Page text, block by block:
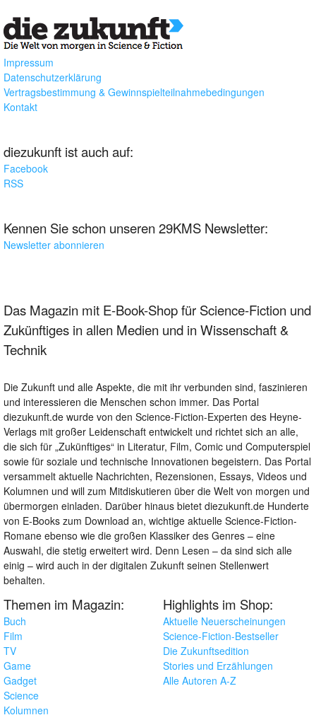
Impressum
Datenschutzerklärung
Vertragsbestimmung & Gewinnspielteilnahmebedingungen
Kontakt
diezukunft ist auch auf:
Facebook
RSS
Kennen Sie schon unseren 29KMS Newsletter:
Newsletter abonnieren
Das Magazin mit E-Book-Shop für Science-Fiction und
Zukünftiges in allen Medien und in Wissenschaft &
Technik
Die Zukunft und alle Aspekte, die mit ihr verbunden sind, faszinieren
und interessieren die Menschen schon immer. Das Portal
diezukunft.de wurde von den Science-Fiction-Experten des Heyne-
Verlags mit großer Leidenschaft entwickelt und richtet sich an alle,
die sich für „Zukünftiges“ in Literatur, Film, Comic und Computerspiel
sowie für soziale und technische Innovationen begeistern. Das Portal
versammelt aktuelle Nachrichten, Rezensionen, Essays, Videos und
Kolumnen und will zum Mitdiskutieren über die Welt von morgen und
übermorgen einladen. Darüber hinaus bietet diezukunft.de Hunderte
von E-Books zum Download an, wichtige aktuelle Science-Fiction-
Romane ebenso wie die großen Klassiker des Genres – eine
Auswahl, die stetig erweitert wird. Denn Lesen – da sind sich alle
einig – wird auch in der digitalen Zukunft seinen Stellenwert
behalten.
Themen im Magazin:
Buch
Film
TV
Game
Gadget
Science
Kolumnen
Highlights im Shop:
Aktuelle Neuerscheinungen
Science-Fiction-Bestseller
Die Zukunftsedition
Stories und Erzählungen
Alle Autoren A-Z